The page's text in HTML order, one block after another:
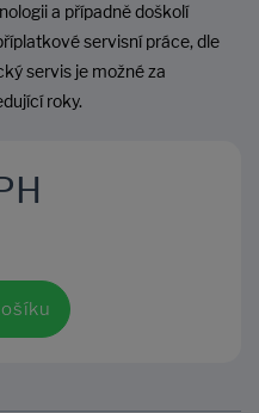
a případně doškolí
servisní práce, dle
servis je možné za
roky.